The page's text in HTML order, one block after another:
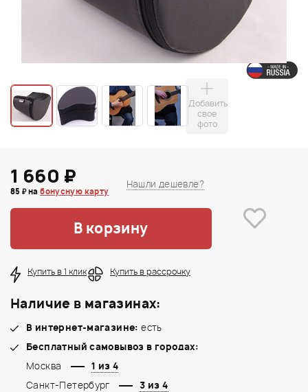
Добавить
свое
фото
1 660 ₽
85 ₽ набонусную карту
Нашли дешевле?
В корзину
Купить в 1 клик Купить в рассрочку
Наличие в магазинах:
В интернет-магазине: есть
Бесплатный самовывоз в городах:
Москва
1 из 4
Санкт-Петербург
3 из 4